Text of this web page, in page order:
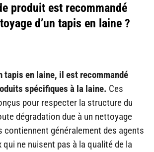
produit est recommandé
d’un tapis en laine ?
tapis en laine, il est recommandé
spécifiques à la laine. Ces
pour respecter la structure du
dégradation due à un nettoyage
généralement des agents
ne nuisent pas à la qualité de la